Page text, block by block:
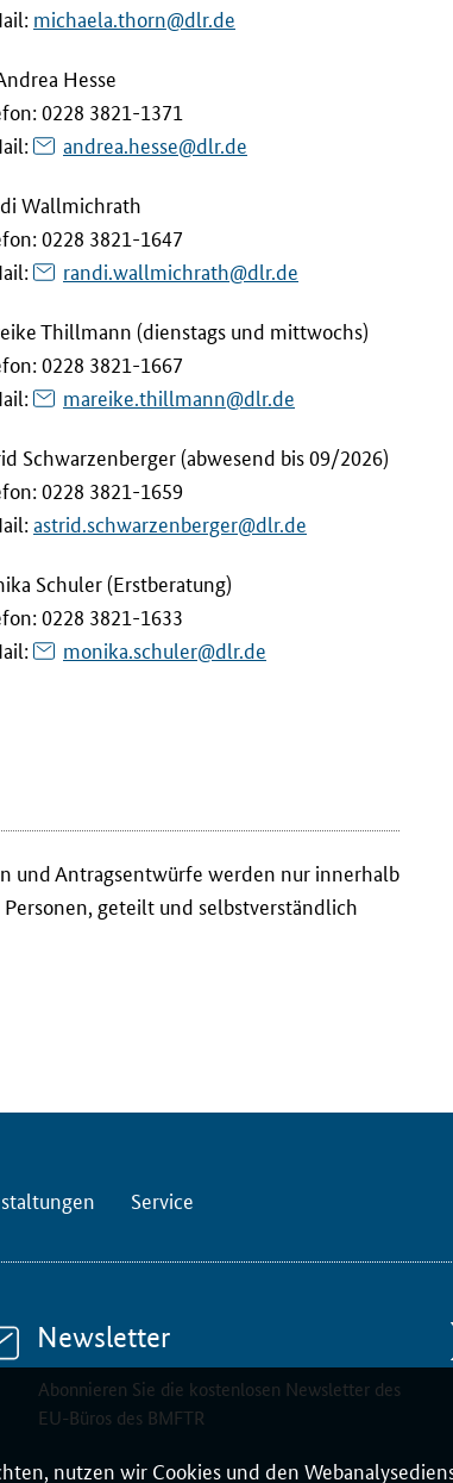
nutzen wir Cookies und den
: michaela.thorn@dlr.de
Hesse
0228 3821-1371
: andrea.hesse@dlr.de
Wallmichrath
0228 3821-1647
: randi.wallmichrath@dlr.de
Thillmann (dienstags und mittwochs)
0228 3821-1667
: mareike.thillmann@dlr.de
Schwarzenberger (abwesend bis 09/2026)
0228 3821-1659
:astrid.schwarzenberger@dlr.de
Schuler (Erstberatung)
0228 3821-1633
: monika.schuler@dlr.de
und Antragsentwürfe werden nur innerhalb
geteilt und selbstverständlich
Service
Newsletter
Abonnieren Sie die kostenlosen Newsletter des
EU-Büros des BMFTR